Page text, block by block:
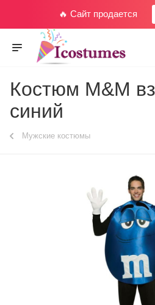
🔥 Сайт продается
Костюм M&M
синий
Мужские костюмы